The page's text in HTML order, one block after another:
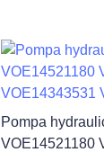
Pompa
VOE14521180